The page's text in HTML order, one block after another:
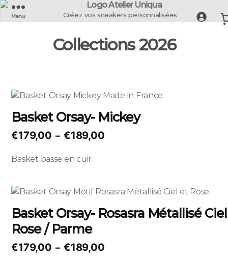
UNIQUA
Basket
Créez vos sneakers personnalisées
Menu
Collections 2026
Basket Orsay- Mickey
€179,00 – €189,00Plage
à
Basket basse en cuir
Ce
a
plusieurs
variations.
Les
être
sur
la
page
du
Basket Orsay- Rosasra Métallisé
Rose / Parme
€179,00 – €189,00Plage
Ce
a
plusieurs
Les